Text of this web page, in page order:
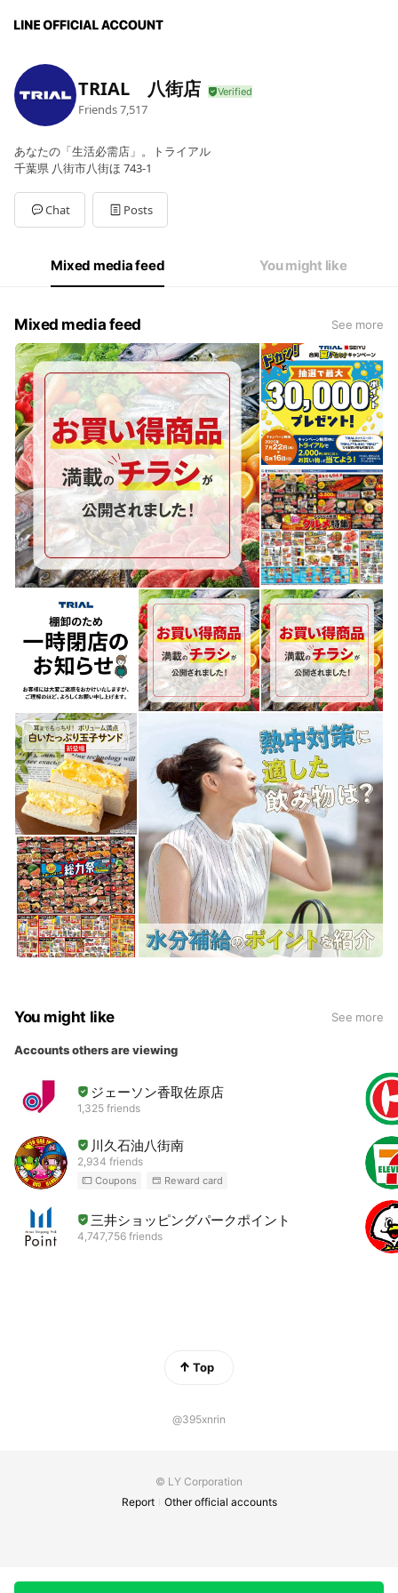
TRIAL 八街店
Friends7,517
あなたの「生活必需店」。トライアル
千葉県 八街市八街ほ 743-1
Chat Posts
Mixed media feed You might like
Mixed media feed See more
You might like See more
Accounts others are viewing
ジェーソン香取佐原店
1,325 friends
川久石油八街南
2,934 friends
Coupons Reward card
三井ショッピングパークポイント
4,747,756 friends
Top
@395xnrin
© LY Corporation
Report
Other official accounts